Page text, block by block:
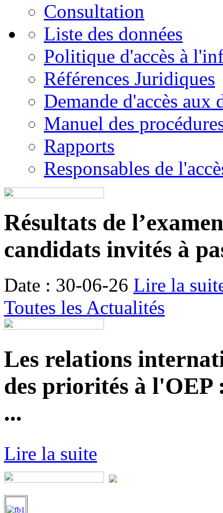
Consultation
Liste des données
Politique d'accès à
Références Juridiques
Demande d'accès aux
Manuel des
Rapports
Responsables de
Résultats de
candidats invités à
Date : 30-06-26 Lire la
Toutes les Actualités
Les relations
des priorités à
...
Lire la suite